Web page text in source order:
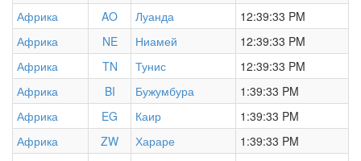
Африка
AO Луанда
12:39:33 PM
Африка
NE Ниамей
12:39:33 PM
Африка
TN Тунис
12:39:33 PM
Африка
BI Бужумбура
1:39:33 PM
Африка
EG Каир
1:39:33 PM
Африка
ZW Хараре
1:39:33 PM